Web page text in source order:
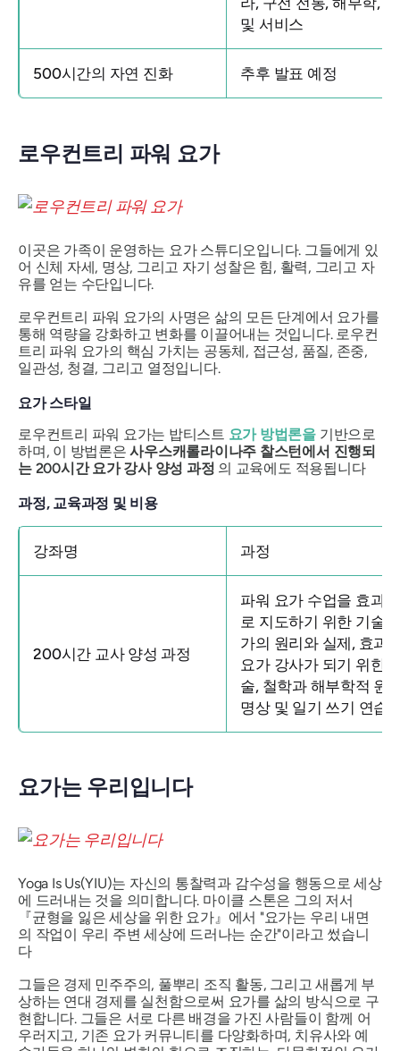
및 서비스
500시간의 자연 진화 추후 발표 예정
로우컨트리 파워 요가
이곳은 가족이 운영하는 요가 스튜디오입니다. 그들에게 있
어 신체 자세, 명상, 그리고 자기 성찰은 힘, 활력, 그리고 자
유를 얻는 수단입니다.
로우컨트리 파워 요가의 사명은 삶의 모든 단계에서 요가를
통해 역량을 강화하고 변화를 이끌어내는 것입니다. 로우컨
트리 파워 요가의 핵심 가치는 공동체, 접근성, 품질, 존중,
일관성, 청결, 그리고 열정입니다.
요가 스타일
로우컨트리 파워 요가는 밥티스트 요가 방법론을 기반으로
하며, 이 방법론은사우스캐롤라이나주 찰스턴에서 진행되
는 200시간 요가 강사 양성 과정 의 교육에도 적용됩니다
과정, 교육과정 및 비용
강좌명 과정
200시간 교사 양성 과정
파워 요가 수업을 효과
로 지도하기 위한 기술,
가의 원리와 실제, 효과
요가 강사가 되기 위한
술, 철학과 해부학적 원
명상 및 일기 쓰기 연습
요가는 우리입니다
Yoga Is Us(YIU)는 자신의 통찰력과 감수성을 행동으로 세상
에 드러내는 것을 의미합니다. 마이클 스톤은 그의 저서
『균형을 잃은 세상을 위한 요가』에서 "요가는 우리 내면
의 작업이 우리 주변 세상에 드러나는 순간"이라고 썼습니
다
그들은 경제 민주주의, 풀뿌리 조직 활동, 그리고 새롭게 부
상하는 연대 경제를 실천함으로써 요가를 삶의 방식으로 구
현합니다. 그들은 서로 다른 배경을 가진 사람들이 함께 어
우러지고, 기존 요가 커뮤니티를 다양화하며, 치유사와 예